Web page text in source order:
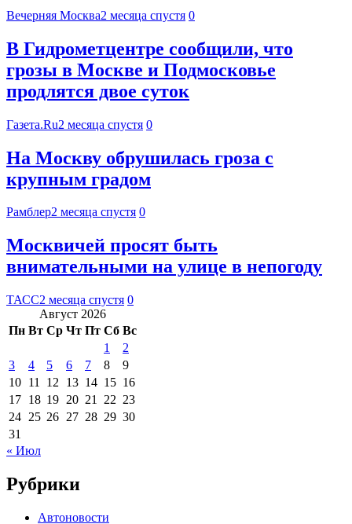
Вечерняя Москва2 месяца спустя 0
В Гидрометцентре сообщили, что
грозы в Москве и Подмосковье
продлятся двое суток
Газета.Ru2 месяца спустя 0
На Москву обрушилась гроза с
крупным градом
Рамблер2 месяца спустя 0
Москвичей просят быть
внимательными на улице в непогоду
ТАСС2 месяца спустя 0
Август 2026
Пн Вт Ср Чт Пт Сб Вс
1
2
3
4 5 6 7 8
9
10 11 12 13 14 15 16
17 18 19 20 21 22 23
24 25 26 27 28 29 30
31
« Июл
Рубрики
Автоновости